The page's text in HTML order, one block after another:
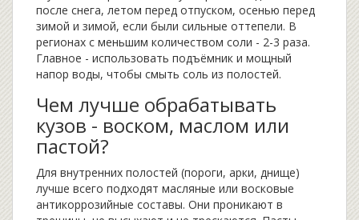
после снега, летом перед отпуском, осенью перед
зимой и зимой, если были сильные оттепели. В
регионах с меньшим количеством соли - 2-3 раза.
Главное - использовать подъёмник и мощный
напор воды, чтобы смыть соль из полостей.
Чем лучше обрабатывать
кузов - воском, маслом или
пастой?
Для внутренних полостей (пороги, арки, днище)
лучше всего подходят масляные или восковые
антикоррозийные составы. Они проникают в